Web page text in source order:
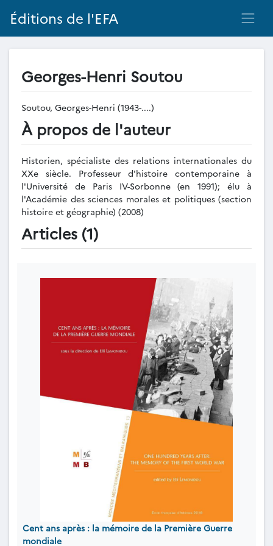
Éditions de l'EFA
Georges-Henri Soutou
Soutou, Georges-Henri (1943-....)
À propos de l'auteur
Historien, spécialiste des relations internationales du
XXe siècle. Professeur d'histoire contemporaine à
l'Université de Paris IV-Sorbonne (en 1991); élu à
l'Académie des sciences morales et politiques (section
histoire et géographie) (2008)
Articles (1)
Cent ans après : la mémoire de la Première Guerre
mondiale